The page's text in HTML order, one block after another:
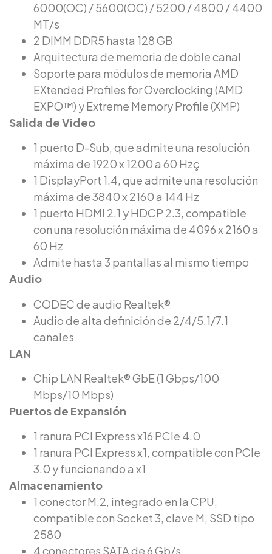
6000(OC) / 5600(OC) / 5200 / 4800 / 4400
MT/s
2 DIMM DDR5 hasta 128 GB
Arquitectura de memoria de doble canal
Soporte para módulos de memoria AMD
EXtended Profiles for Overclocking (AMD
EXPO™) y Extreme Memory Profile (XMP)
Salida de Video
1 puerto D-Sub, que admite una resolución
máxima de 1920 x 1200 a 60 Hzç
1 DisplayPort 1.4, que admite una resolución
máxima de 3840 x 2160 a 144 Hz
1 puerto HDMI 2.1 y HDCP 2.3, compatible
con una resolución máxima de 4096 x 2160 a
60 Hz
Admite hasta 3 pantallas al mismo tiempo
Audio
CODEC de audio Realtek®
Audio de alta definición de 2/4/5.1/7.1
canales
LAN
Chip LAN Realtek® GbE (1 Gbps/100
Mbps/10 Mbps)
Puertos de Expansión
1 ranura PCI Express x16 PCIe 4.0
1 ranura PCI Express x1, compatible con PCIe
3.0 y funcionando a x1
Almacenamiento
1 conector M.2, integrado en la CPU,
compatible con Socket 3, clave M, SSD tipo
2580
4 conectores SATA de 6 Gb/s